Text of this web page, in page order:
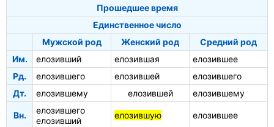
Прошедшее время
Единственное число
Мужской род
Женский род
Средний род
Им.
елозивший елозившая
елозившее
Рд.
елозившего елозившей
елозившего
Дт.
елозившему елозившей елозившему
Вн.
елозившего
елозивший
елозившую елозившее